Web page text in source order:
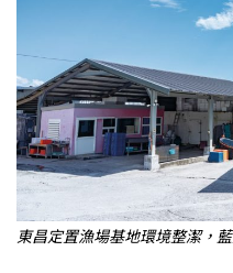
東昌定置漁場基地環境整潔，